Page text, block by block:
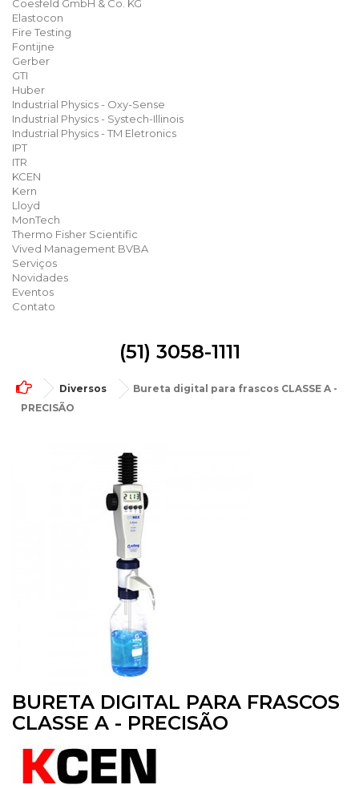
Coesfeld GmbH & Co. KG
Elastocon
Fire Testing
Fontijne
Gerber
GTI
Huber
Industrial Physics - Oxy-Sense
Industrial Physics - Systech-Illinois
Industrial Physics - TM Eletronics
IPT
ITR
KCEN
Kern
Lloyd
MonTech
Thermo Fisher Scientific
Vived Management BVBA
Serviços
Novidades
Eventos
Contato
(51) 3058-1111
Diversos
Bureta digital para frascos CLASSE A -
PRECISÃO
BURETA DIGITAL PARA FRASCOS
CLASSE A - PRECISÃO